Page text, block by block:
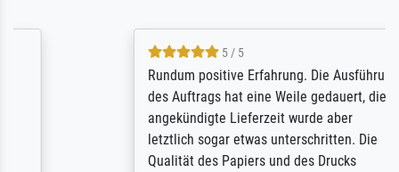
5 / 5
Rundum positive Erfahrung. Die Ausführung
des Auftrags hat eine Weile gedauert, die
angekündigte Lieferzeit wurde aber
letztlich sogar etwas unterschritten. Die
Qualität des Papiers und des Drucks